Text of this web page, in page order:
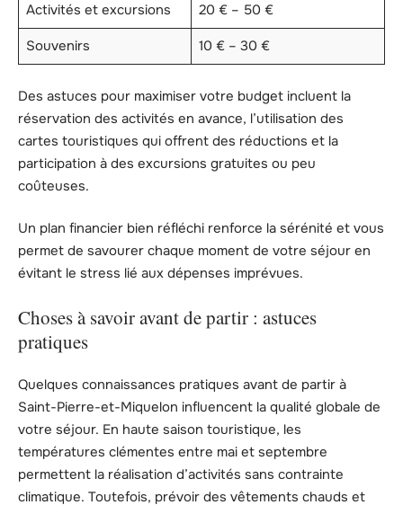
Activités et excursions
20 € – 50 €
Souvenirs
10 € – 30 €
Des astuces pour maximiser votre budget incluent la
réservation des activités en avance, l’utilisation des
cartes touristiques qui offrent des réductions et la
participation à des excursions gratuites ou peu
coûteuses.
Un plan financier bien réfléchi renforce la sérénité et vous
permet de savourer chaque moment de votre séjour en
évitant le stress lié aux dépenses imprévues.
Choses à savoir avant de partir : astuces
pratiques
Quelques connaissances pratiques avant de partir à
Saint-Pierre-et-Miquelon influencent la qualité globale de
votre séjour. En haute saison touristique, les
températures clémentes entre mai et septembre
permettent la réalisation d’activités sans contrainte
climatique. Toutefois, prévoir des vêtements chauds et